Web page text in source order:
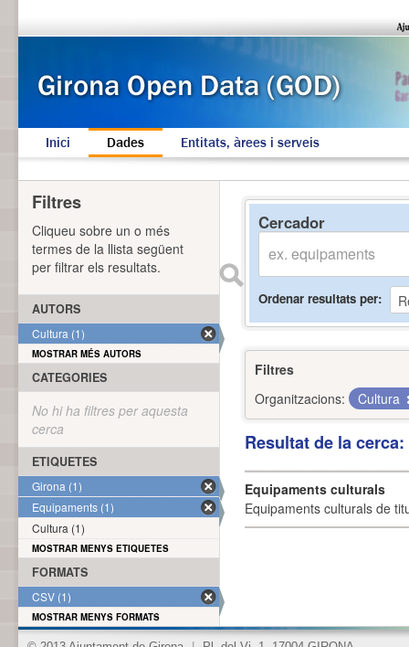
Inici Dades Entitats, àrees i serveis
Cercador
Ordenar resultats per
Filtres
Organitzacions:
Cultura
Resultat de la
Equipaments culturals
Equipaments culturals de
Filtres
Cliqueu sobre un o més
termes de la llista següent
per filtrar els resultats.
AUTORS
Cultura (1)
MOSTRAR MÉS AUTORS
CATEGORIES
No hi ha filtres per aquesta
cerca
ETIQUETES
Girona (1)
Equipaments (1)
Cultura (1)
MOSTRAR MENYS ETIQUETES
FORMATS
CSV (1)
MOSTRAR MENYS FORMATS